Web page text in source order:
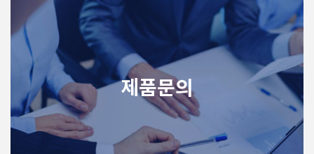
제품문의